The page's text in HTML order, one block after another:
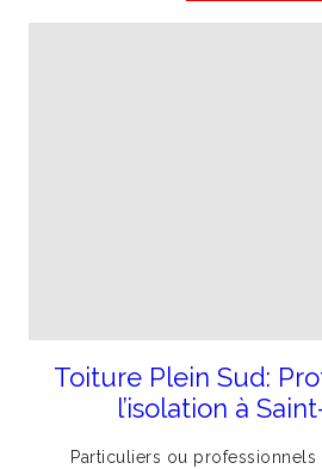
Toiture Plein Sud:
l’isolation à
Particuliers ou professionnels